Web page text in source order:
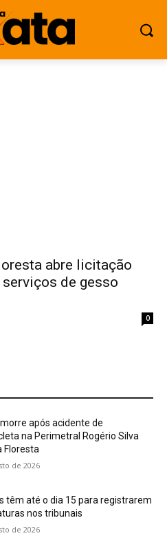
abre licitação
de gesso
0
após acidente de
na Perimetral Rogério Silva
Floresta
de 2026
têm até o dia 15 para registrarem
nos tribunais
de 2026